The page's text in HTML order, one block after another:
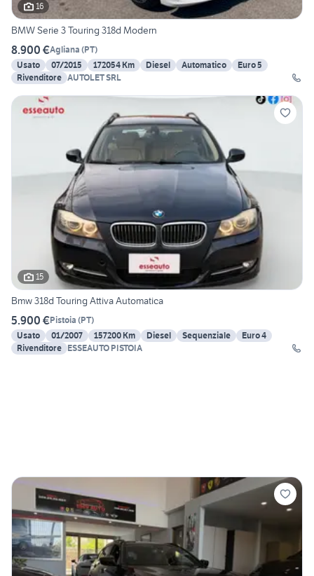
16
BMW Serie 3 Touring 318d Modern
8.900 €Agliana (PT)
Usato
07/2015 172054 Km Diesel Automatico
Euro 5
Rivenditore AUTOLET SRL
15
Bmw 318d Touring Attiva Automatica
5.900 €Pistoia (PT)
Usato
01/2007 157200 Km Diesel Sequenziale
Euro 4
Rivenditore ESSEAUTO PISTOIA